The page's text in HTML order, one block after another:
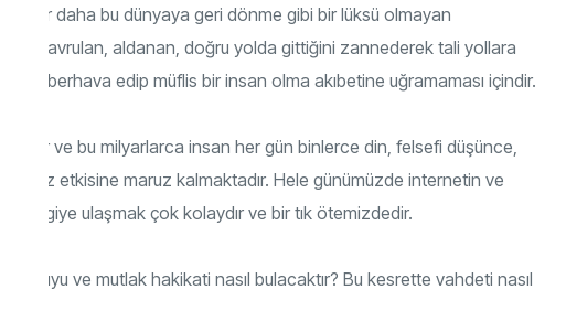
bir daha bu dünyaya geri dönme gibi bir lüksü olmayan
savrulan, aldanan, doğru yolda gittiğini zannederek tali yollara
berhava edip müflis bir insan olma akıbetine uğramaması içindir.
ve bu milyarlarca insan her gün binlerce din, felsefi düşünce,
etkisine maruz kalmaktadır. Hele günümüzde internetin ve
bilgiye ulaşmak çok kolaydır ve bir tık ötemizdedir.
ve mutlak hakikati nasıl bulacaktır? Bu kesrette vahdeti nasıl